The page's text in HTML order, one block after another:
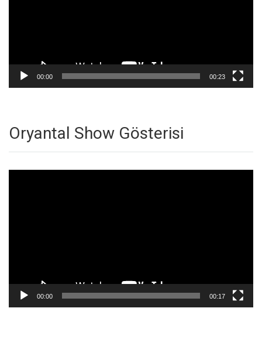
00:00 00:23
Oryantal Show Gösterisi
00:00 00:17